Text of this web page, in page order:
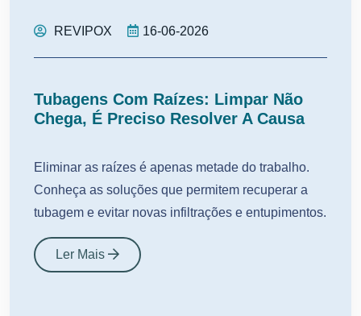
REVIPOX 16-06-2026
Tubagens Com Raízes: Limpar Não
Chega, É Preciso Resolver A Causa
Eliminar as raízes é apenas metade do trabalho.
Conheça as soluções que permitem recuperar a
tubagem e evitar novas infiltrações e entupimentos.
Ler Mais